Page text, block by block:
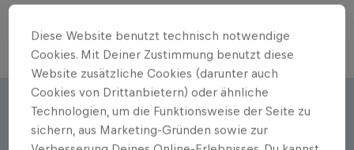
Autorenportrait
Diese Website benutzt technisch notwendige
Cookies. Mit Deiner Zustimmung benutzt diese
Website zusätzliche Cookies (darunter auch
Cookies von Drittanbietern) oder ähnliche
Technologien, um die Funktionsweise der Seite zu
sichern, aus Marketing-Gründen sowie zur